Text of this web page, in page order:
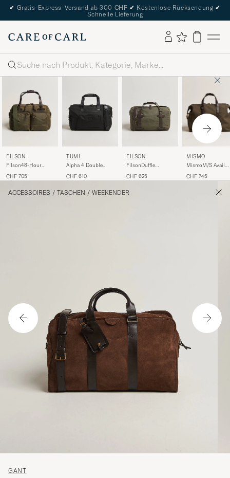
✔ Gratis-Express-Versand ab 300 CHF ✔ Kostenlose Rücksendung ✔
Schnelle Lieferung
Suche
FILSON
Filson48-Hour
Green
CHF 705
TUMI
Alpha 4 Double
Bag Black
CHF 610
FILSON
FilsonDuffle
CHF 625
MISMO
MismoM/S Avail
CHF 745
ACCESSOIRES / TASCHEN / WEEKENDER
GANT